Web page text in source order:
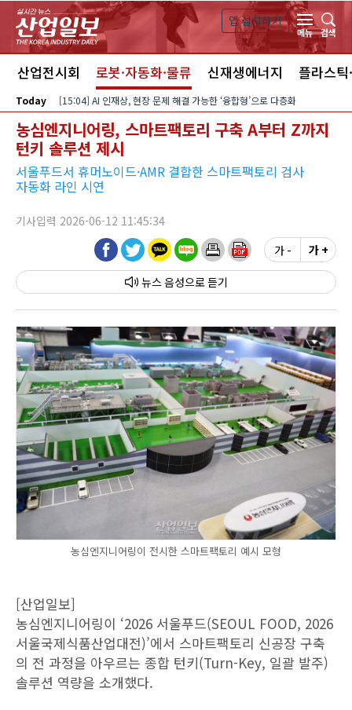
본문 바로가기
앱 설치하기
메뉴
검색
산업전시회 로봇·자동화·물류 신재생에너지 플라스틱
Today [15:04] AI 인재상, 현장 문제 해결 가능한 ‘융합형’으로 다층화
농심엔지니어링, 스마트팩토리 구축 A부터 Z까지
턴키 솔루션 제시
서울푸드서 휴머노이드·AMR 결합한 스마트팩토리 검사
자동화 라인 시연
기사입력 2026-06-12 11:45:34
뉴스 음성
가 - 가 +
농심엔지니어링이 전시한 스마트팩토리 예시 모형
[산업일보]
농심엔지니어링이 ‘2026 서울푸드(SEOUL FOOD, 2026
서울국제식품산업대전)’에서 스마트팩토리 신공장 구축
의 전 과정을 아우르는 종합 턴키(Turn-Key, 일괄 발주)
솔루션 역량을 소개했다.